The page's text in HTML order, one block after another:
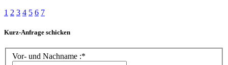
1 2 3 4 5 6 7
Kurz-Anfrage schicken
Vor- und Nachname :*